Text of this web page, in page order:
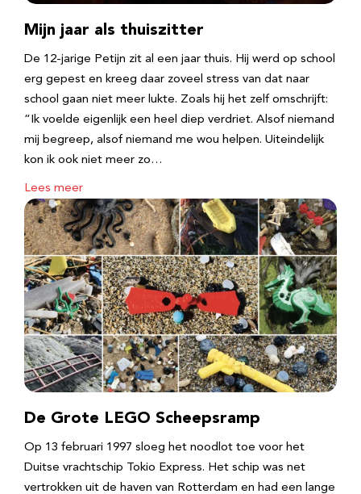
Mijn jaar als thuiszitter
De 12-jarige Petijn zit al een jaar thuis. Hij werd op school
erg gepest en kreeg daar zoveel stress van dat naar
school gaan niet meer lukte. Zoals hij het zelf omschrijft:
“Ik voelde eigenlijk een heel diep verdriet. Alsof niemand
mij begreep, alsof niemand me wou helpen. Uiteindelijk
kon ik ook niet meer zo…
Lees meer
De Grote LEGO Scheepsramp
Op 13 februari 1997 sloeg het noodlot toe voor het
Duitse vrachtschip Tokio Express. Het schip was net
vertrokken uit de haven van Rotterdam en had een lange